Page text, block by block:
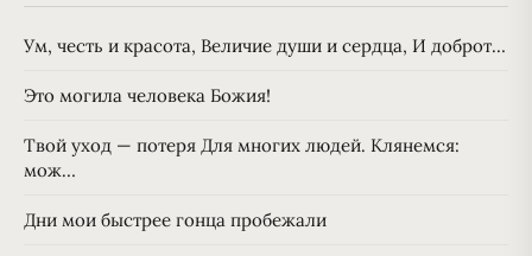
Ум, честь и красота, Величие души и сердца, И доброт…
Это могила человека Божия!
Твой уход — потеря Для многих людей. Клянемся:
мож…
Дни мои быстрее гонца пробежали